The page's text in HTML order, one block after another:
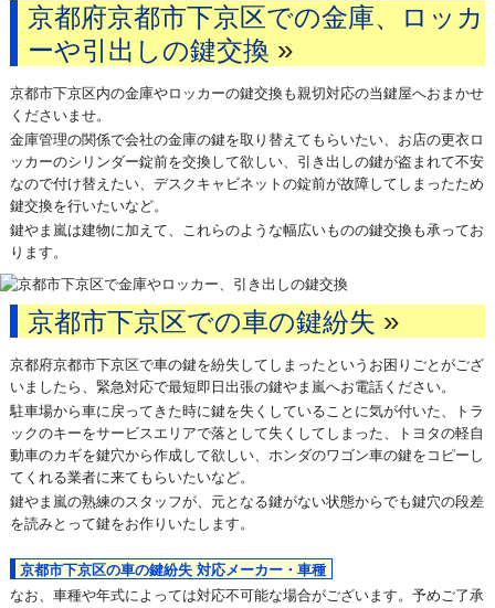
京都府京都市下京区での金庫、ロッカ
ーや引出しの鍵交換 »
京都市下京区内の金庫やロッカーの鍵交換も親切対応の当鍵屋へおまかせ
くださいませ。
金庫管理の関係で会社の金庫の鍵を取り替えてもらいたい、お店の更衣ロ
ッカーのシリンダー錠前を交換して欲しい、引き出しの鍵が盗まれて不安
なので付け替えたい、デスクキャビネットの錠前が故障してしまったため
鍵交換を行いたいなど。
鍵やま嵐は建物に加えて、これらのような幅広いものの鍵交換も承ってお
ります。
京都市下京区での車の鍵紛失 »
京都府京都市下京区で車の鍵を紛失してしまったというお困りごとがござ
いましたら、緊急対応で最短即日出張の鍵やま嵐へお電話ください。
駐車場から車に戻ってきた時に鍵を失くしていることに気が付いた、トラ
ックのキーをサービスエリアで落として失くしてしまった、トヨタの軽自
動車のカギを鍵穴から作成して欲しい、ホンダのワゴン車の鍵をコピーし
てくれる業者に来てもらいたいなど。
鍵やま嵐の熟練のスタッフが、元となる鍵がない状態からでも鍵穴の段差
を読みとって鍵をお作りいたします。
京都市下京区の車の鍵紛失 対応メーカー・車種
なお、車種や年式によっては対応不可能な場合がございます。予めご了承